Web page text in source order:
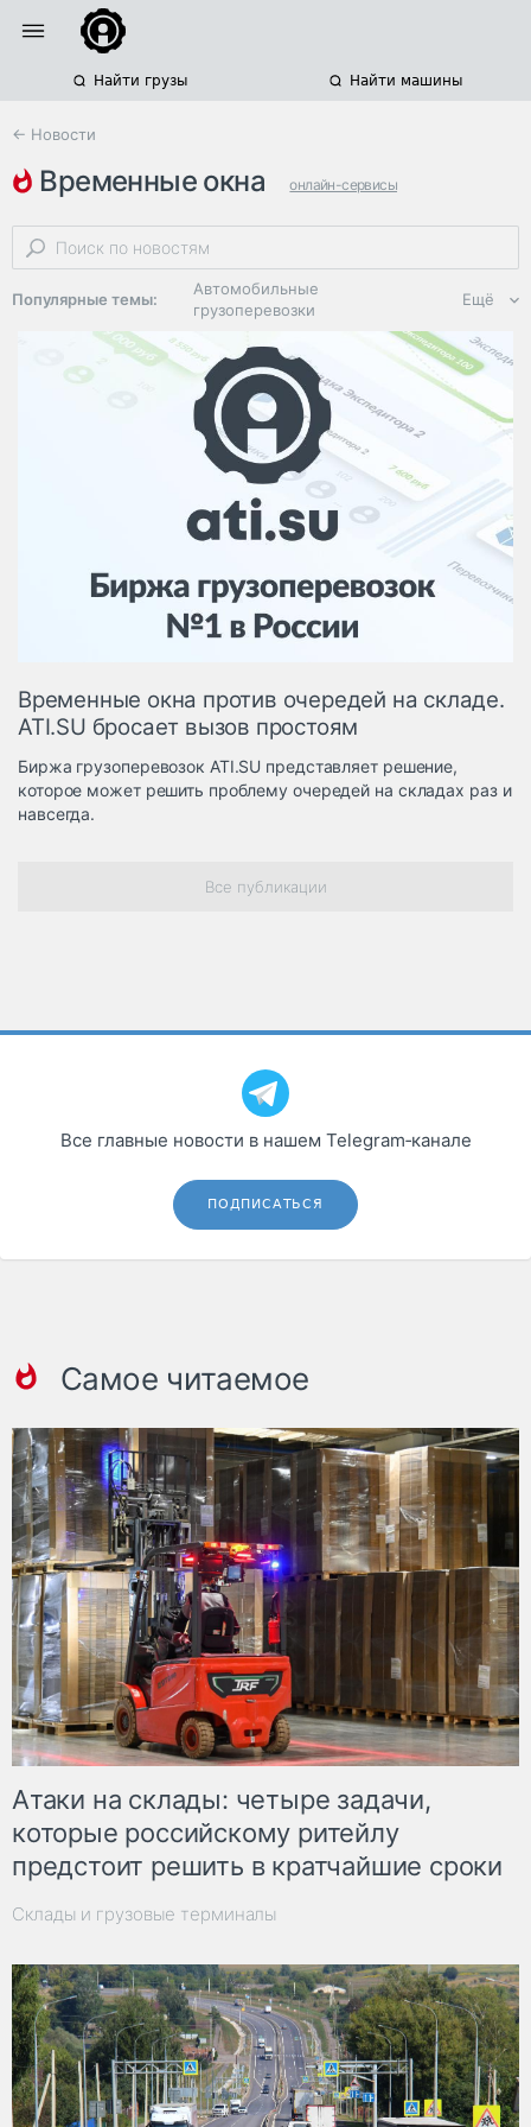
Найти грузы Найти машины
← Новости
временные окна онлайн-сервисы
логистическая платформа ati.su очереди грузовиков
Популярные темы:
Автомобильные
грузоперевозки
Региональная
логистика
ЭДО, ИТ в
логистике
Дороги,
инфраструктура
Логистика, грузы
Негабаритные и
опасные грузы
Безопасность и
Таможня и ВЭД
грузовые
терминалы
Спецтехника
Ещё
Временные окна против очередей на складе.
ATI.SU бросает вызов простоям
Биржа грузоперевозок ATI.SU представляет решение,
которое может решить проблему очередей на складах раз и
навсегда.
Все публикации
Все главные новости в нашем Telegram‑канале
ПОДПИСАТЬСЯ
Самое читаемое
Атаки на склады: четыре задачи,
которые российскому ритейлу
предстоит решить в кратчайшие сроки
Склады и грузовые терминалы